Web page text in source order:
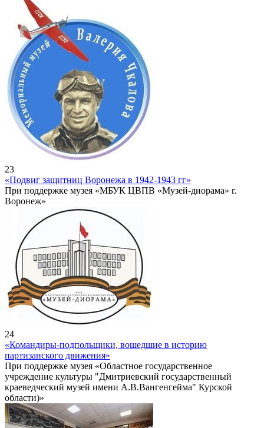
23
«Подвиг защитниц Воронежа в 1942-1943 гг»
При поддержке музея «МБУК ЦВПВ «Музей-диорама» г.
Воронеж»
24
«Командиры-подпольщики, вошедшие в историю
партизанского движения»
При поддержке музея «Областное государственное
учреждение культуры "Дмитриевский государственный
краеведческий музей имени А.В.Вангенгейма" Курской
области)»